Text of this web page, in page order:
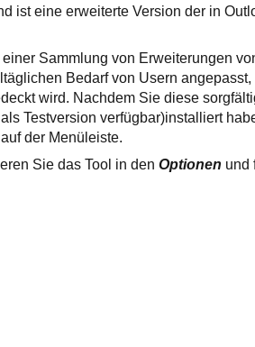
ist eine erweiterte Version der in
einer Sammlung von Erweiterungen
Bedarf von Usern
wird. Nachdem Sie diese
Testversion verfügbar)installiert
der Menüleiste.
Sie das Tool in denOptionen und